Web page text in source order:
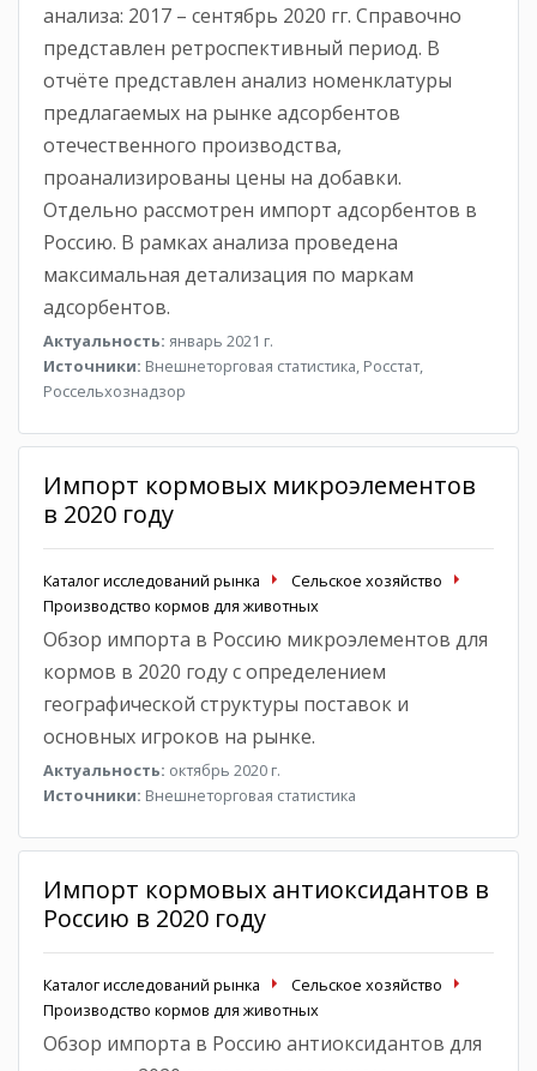
анализа: 2017 – сентябрь 2020 гг. Справочно
представлен ретроспективный период. В
отчёте представлен анализ номенклатуры
предлагаемых на рынке адсорбентов
отечественного производства,
проанализированы цены на добавки.
Отдельно рассмотрен импорт адсорбентов в
Россию. В рамках анализа проведена
максимальная детализация по маркам
адсорбентов.
Актуальность: январь 2021 г.
Источники: Внешнеторговая статистика, Росстат,
Россельхознадзор
Импорт кормовых микроэлементов
в 2020 году
Каталог исследований рынка
Сельское хозяйство
Производство кормов для животных
Обзор импорта в Россию микроэлементов для
кормов в 2020 году с определением
географической структуры поставок и
основных игроков на рынке.
Актуальность: октябрь 2020 г.
Источники: Внешнеторговая статистика
Импорт кормовых антиоксидантов в
Россию в 2020 году
Каталог исследований рынка
Сельское хозяйство
Производство кормов для животных
Обзор импорта в Россию антиоксидантов для